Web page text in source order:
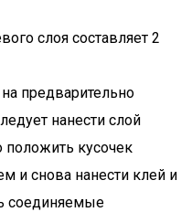
слоя составляет 2
предварительно
нанести слой
кусочек
и снова нанести клей и
соединяемые